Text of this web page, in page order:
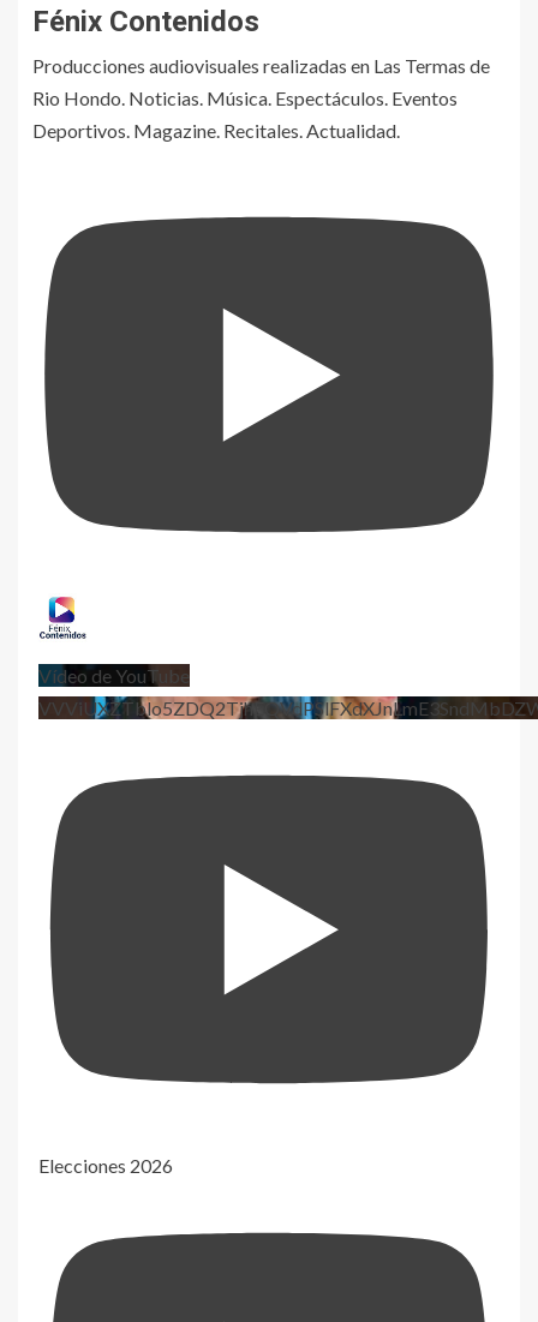
Fénix Contenidos
Producciones audiovisuales realizadas en Las Termas de
Rio Hondo. Noticias. Música. Espectáculos. Eventos
Deportivos. Magazine. Recitales. Actualidad.
Vídeo de YouTube
Elecciones 2026